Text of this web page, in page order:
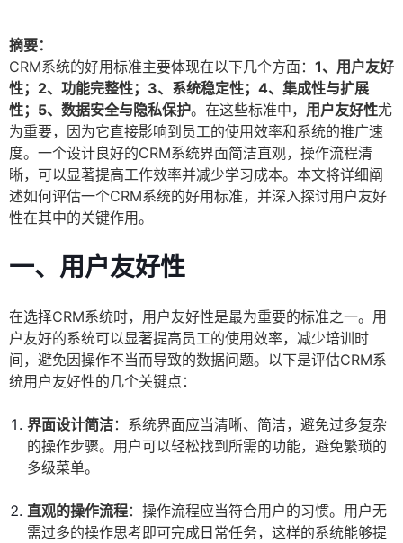
摘要：
CRM系统的好用标准主要体现在以下几个方面： 1、用户友好
性；2、功能完整性；3、系统稳定性；4、集成性与扩展
性；5、数据安全与隐私保护。在这些标准中， 用户友好性尤
为重要，因为它直接影响到员工的使用效率和系统的推广速
度。一个设计良好的CRM系统界面简洁直观，操作流程清
晰，可以显著提高工作效率并减少学习成本。本文将详细阐
述如何评估一个CRM系统的好用标准，并深入探讨用户友好
性在其中的关键作用。
一、用户友好性
在选择CRM系统时，用户友好性是最为重要的标准之一。用
户友好的系统可以显著提高员工的使用效率，减少培训时
间，避免因操作不当而导致的数据问题。以下是评估CRM系
统用户友好性的几个关键点：
界面设计简洁：系统界面应当清晰、简洁，避免过多复杂
的操作步骤。用户可以轻松找到所需的功能，避免繁琐的
多级菜单。
直观的操作流程：操作流程应当符合用户的习惯。用户无
需过多的操作思考即可完成日常任务，这样的系统能够提